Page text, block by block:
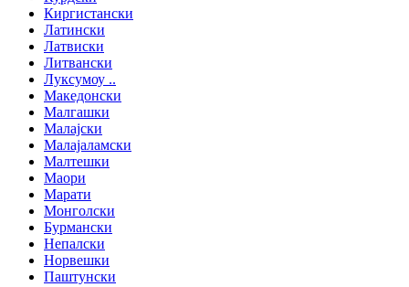
Киргистански
Латински
Латвиски
Литвански
Луксумоу ..
Македонски
Малгашки
Малајски
Малајаламски
Малтешки
Маори
Марати
Монголски
Бурмански
Непалски
Норвешки
Паштунски